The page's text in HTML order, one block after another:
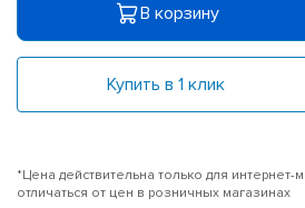
В корзину
Купить в 1 клик
*Цена действительна только для интернет-
отличаться от цен в розничных магазинах